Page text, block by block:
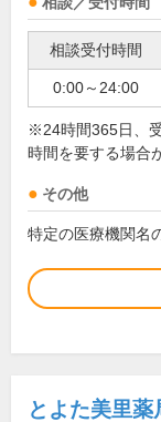
相談受付時間
0:00～24:00
※24時間365日、
時間を要する場合
その他
特定の医療機関名
とよた美里薬